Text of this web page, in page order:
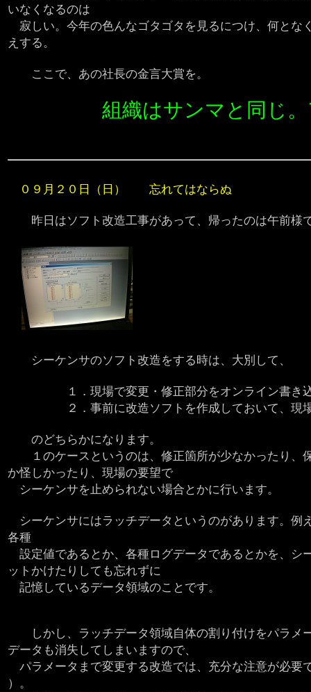
いなくなるのは
寂しい。今年の色んなゴタゴタを見るにつけ、何とな
えする。
ここで、あの社長の金言大賞を。
組織はサンマと同じ
０９月２０日（日） 忘れてはならぬ
昨日はソフト改造工事があって、帰ったのは午前様
シーケンサのソフト改造をする時は、大別して、
１．現場で変更・修正部分をオンライン書き
２．事前に改造ソフトを作成しておいて、現場
のどちらかになります。
１のケースというのは、修正箇所が少なかったり、
か怪しかったり、現場の要望で
シーケンサを止められない場合とかに行います。
シーケンサにはラッチデータというのがあります。例
各種
設定値であるとか、各種ログデータであるとかを、シ
ットかけたりしても忘れずに
記憶しているデータ領域のことです。
しかし、ラッチデータ領域自体の割り付けをパラメ
データも消失してしまいますので、
パラメータまで変更する改造では、充分な注意が必要
）。